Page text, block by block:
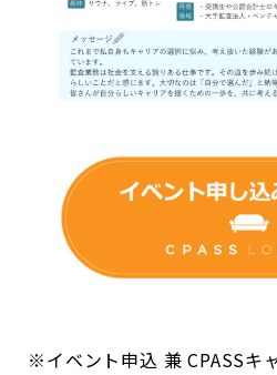
※イベント申込 兼 CPASSキ